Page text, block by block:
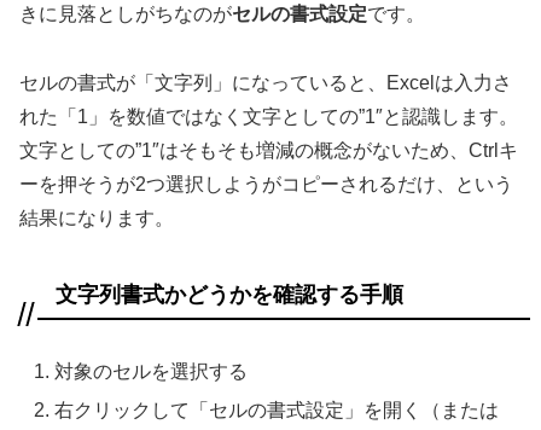
きに見落としがちなのがセルの書式設定です。
セルの書式が「文字列」になっていると、Excelは入力さ
れた「1」を数値ではなく文字としての”1″と認識します。
文字としての”1″はそもそも増減の概念がないため、Ctrlキ
ーを押そうが2つ選択しようがコピーされるだけ、という
結果になります。
文字列書式かどうかを確認する手順
対象のセルを選択する
右クリックして「セルの書式設定」を開く（または